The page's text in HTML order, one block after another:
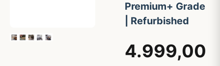
Premium+ Grade
| Refurbished
4.999,00